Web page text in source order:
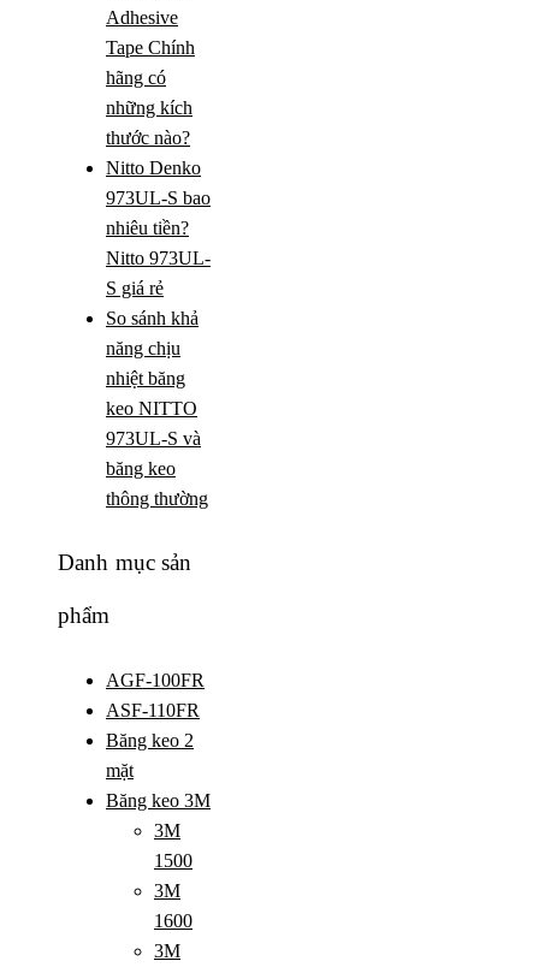
Adhesive
Tape Chính
hãng có
những kích
thước nào?
Nitto Denko
973UL-S bao
nhiêu tiền?
Nitto 973UL-
S giá rẻ
So sánh khả
năng chịu
nhiệt băng
keo NITTO
973UL-S và
băng keo
thông thường
Danh mục sản
phẩm
AGF-100FR
ASF-110FR
Băng keo 2
mặt
Băng keo 3M
3M
1500
3M
1600
3M